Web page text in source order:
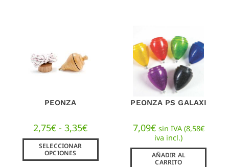
PEONZA
2,75€ - 3,35€
SELECCIONAR
OPCIONES
PEONZA PS GALAXI
7,09€ sin IVA (8,58€
iva incl.)
AÑADIR AL
CARRITO